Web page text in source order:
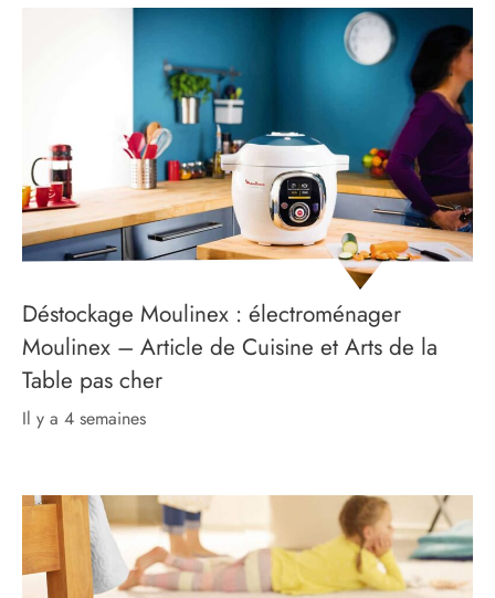
Déstockage Moulinex : électroménager
Moulinex – Article de Cuisine et Arts de la
Table pas cher
il y a 4 semaines